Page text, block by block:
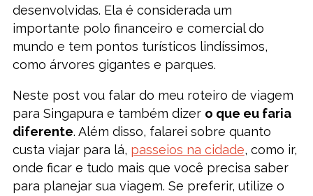
desenvolvidas. Ela é considerada um
importante polo financeiro e comercial do
mundo e tem pontos turísticos lindíssimos,
como árvores gigantes e parques.
Neste post vou falar do meu roteiro de viagem
para Singapura e também dizer o que eu faria
diferente. Além disso, falarei sobre quanto
custa viajar para lá, passeios na cidade, como ir,
onde ficar e tudo mais que você precisa saber
para planejar sua viagem. Se preferir, utilize o